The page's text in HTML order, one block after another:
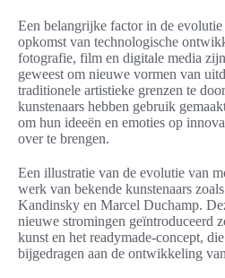
Een belangrijke factor in de
opkomst van technologische
fotografie, film en digitale media
geweest om nieuwe vormen van
traditionele artistieke grenzen te
kunstenaars hebben gebruik
om hun ideeën en emoties op
over te brengen.
Een illustratie van de evolutie van
werk van bekende kunstenaars
Kandinsky en Marcel Duchamp.
nieuwe stromingen geïntroduceerd
kunst en het readymade-concept,
bijgedragen aan de ontwikkeling